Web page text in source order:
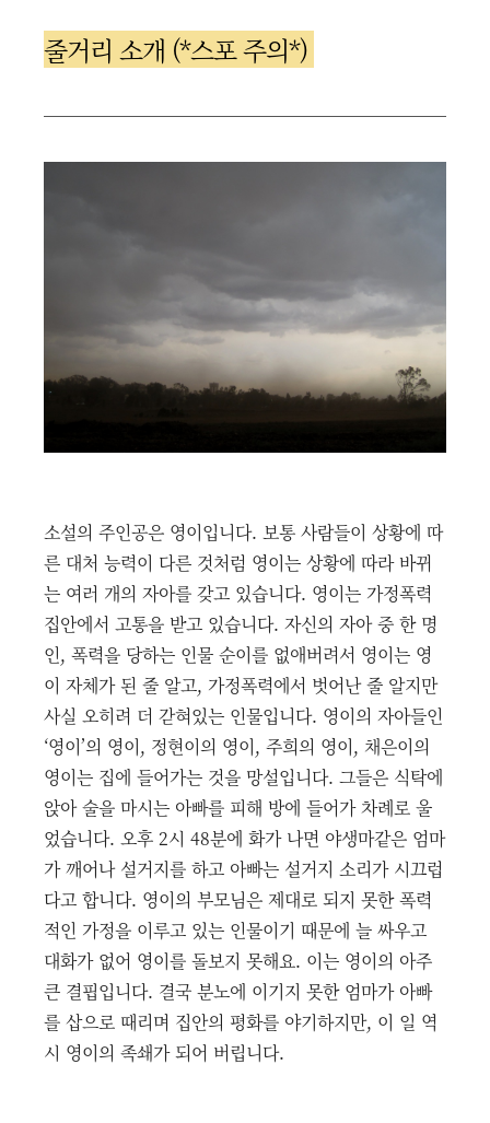
줄거리 소개 (*스포 주의*)
소설의 주인공은 영이입니다. 보통 사람들이 상황에 따
른 대처 능력이 다른 것처럼 영이는 상황에 따라 바뀌
는 여러 개의 자아를 갖고 있습니다. 영이는 가정폭력
집안에서 고통을 받고 있습니다. 자신의 자아 중 한 명
인, 폭력을 당하는 인물 순이를 없애버려서 영이는 영
이 자체가 된 줄 알고, 가정폭력에서 벗어난 줄 알지만
사실 오히려 더 갇혀있는 인물입니다. 영이의 자아들인
‘영이’의 영이, 정현이의 영이, 주희의 영이, 채은이의
영이는 집에 들어가는 것을 망설입니다. 그들은 식탁에
앉아 술을 마시는 아빠를 피해 방에 들어가 차례로 울
었습니다. 오후 2시 48분에 화가 나면 야생마같은 엄마
가 깨어나 설거지를 하고 아빠는 설거지 소리가 시끄럽
다고 합니다. 영이의 부모님은 제대로 되지 못한 폭력
적인 가정을 이루고 있는 인물이기 때문에 늘 싸우고
대화가 없어 영이를 돌보지 못해요. 이는 영이의 아주
큰 결핍입니다. 결국 분노에 이기지 못한 엄마가 아빠
를 삽으로 때리며 집안의 평화를 야기하지만, 이 일 역
시 영이의 족쇄가 되어 버립니다.